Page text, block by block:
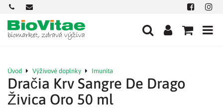
+421
901
712
584
office@biovitae.sk Facebook
Úvod Výživové doplnky Imunita
Dračia Krv Sangre De Drago
Živica Oro 50 ml